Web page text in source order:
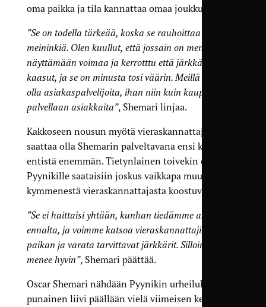
oma paikka ja tila kannattaa omaa joukkuettaan.
”Se on todella tärkeää, koska se rauhoittaa
meininkiä. Olen kuullut, että jossain on menty heti
näyttämään voimaa ja kerrotttu että järkkäreillä on
kaasut, ja se on minusta tosi väärin. Meillä yritetään
olla asiakaspalvelijoita, ihan niin kuin kaupassakin
palvellaan asiakkaita”, Shemari linjaa.
Kakkoseen nousun myötä vieraskannattajia
saattaa olla Shemarin palveltavana ensi kaudella
entistä enemmän. Tietynlainen toivekin on, että
Pyynikille saataisiin joskus vaikkapa muutamasta
kymmenestä vieraskannattajasta koostuva ryhmä.
”Se ei haittaisi yhtään, kunhan tiedämme asian
ennalta, ja voimme katsoa vieraskannattajille
paikan ja varata tarvittavat järkkärit. Silloin kaikki
menee hyvin”, Shemari päättää.
Oscar Shemari nähdään Pyynikin urheilukentällä
punainen liivi päällään vielä viimeisen kerran